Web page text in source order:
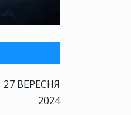
27 ВЕРЕСНЯ
2024